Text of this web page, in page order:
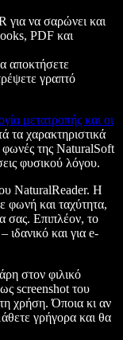
για να σαρώνει και
PDF και
αποκτήσετε
γραπτό
μετατροπής και οι
τα χαρακτηριστικά
φωνές της NaturalSoft
φυσικού λόγου.
NaturalReader. Η
φωνή και ταχύτητα,
σας. Επιπλέον, το
και για e-
στον φιλικό
screenshot του
χρήση. Όποια κι αν
γρήγορα και θα